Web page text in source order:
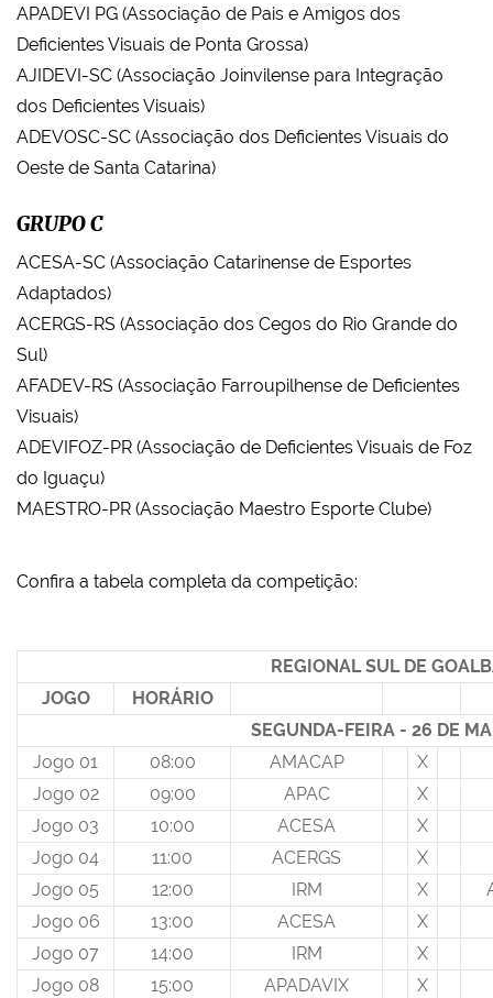
APADEVI PG (Associação de Pais e Amigos dos
Deficientes Visuais de Ponta Grossa)
AJIDEVI-SC (Associação Joinvilense para Integração
dos Deficientes Visuais)
ADEVOSC-SC (Associação dos Deficientes Visuais do
Oeste de Santa Catarina)
GRUPO C
ACESA-SC (Associação Catarinense de Esportes
Adaptados)
ACERGS-RS (Associação dos Cegos do Rio Grande do
Sul)
AFADEV-RS (Associação Farroupilhense de Deficientes
Visuais)
ADEVIFOZ-PR (Associação de Deficientes Visuais de Foz
do Iguaçu)
MAESTRO-PR (Associação Maestro Esporte Clube)
Confira a tabela completa da competição:
REGIONAL SUL DE
JOGO
HORÁRIO
SEGUNDA-FEIRA - 26 DE
Jogo 01
08:00 AMACAP
X
Jogo 02
09:00 APAC
X
Jogo 03
10:00 ACESA
X
Jogo 04
11:00 ACERGS
X
Jogo 05
12:00 IRM X
Jogo 06
13:00 ACESA
X
Jogo 07
14:00 IRM
X
Jogo 08
15:00 APADAVIX
X